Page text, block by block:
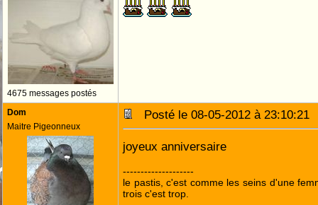
4675 messages postés
Dom
Maitre Pigeonneux
Posté le 08-05-2012 à
joyeux anniversaire
--------------------
le pastis, c'est comme les seins d'une
trois c'est trop.